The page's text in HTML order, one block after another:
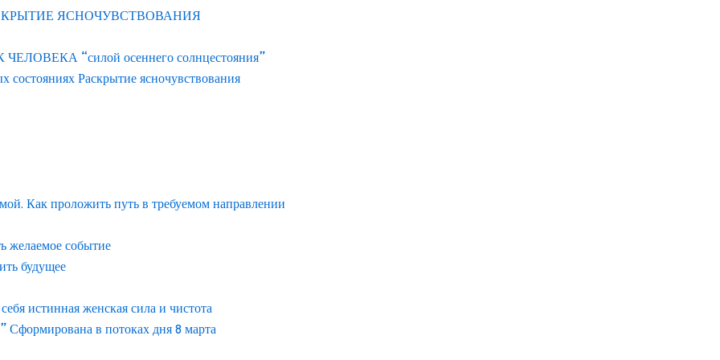
ЯСНОЧУВСТВОВАНИЯ
“силой осеннего солнцестояния”
Раскрытие ясночувствования
Как проложить путь в требуемом направлении
желаемое событие
будущее
истинная женская сила и чистота
Сформирована в потоках дня 8 марта